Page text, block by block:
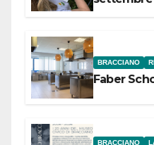
BRACCIANO
Faber
BRACCIANO